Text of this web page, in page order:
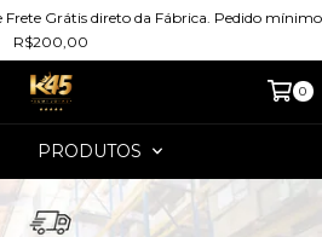
Frete Grátis direto da Fábrica. Pedido mínimo
R$200,00
0
PRODUTOS